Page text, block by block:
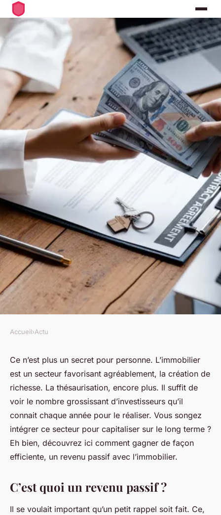
Comment obtenir un revenu
passif grâce à l'immobilier ?
jean•4 novembre 2023•2 min de lecture
Accueil›Actu
Ce n’est plus un secret pour personne. L’immobilier
est un secteur favorisant agréablement, la création de
richesse. La thésaurisation, encore plus. Il suffit de
voir le nombre grossissant d’investisseurs qu’il
connait chaque année pour le réaliser. Vous songez
intégrer ce secteur pour capitaliser sur le long terme ?
Eh bien, découvrez ici comment gagner de façon
efficiente, un revenu passif avec l’immobilier.
C’est quoi un revenu passif ?
Il se voulait important qu’un petit rappel soit fait. Ce,